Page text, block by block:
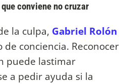
conviene no cruzar
la culpa, Gabriel Rolón
conciencia. Reconocer
puede lastimar
a pedir ayuda si la